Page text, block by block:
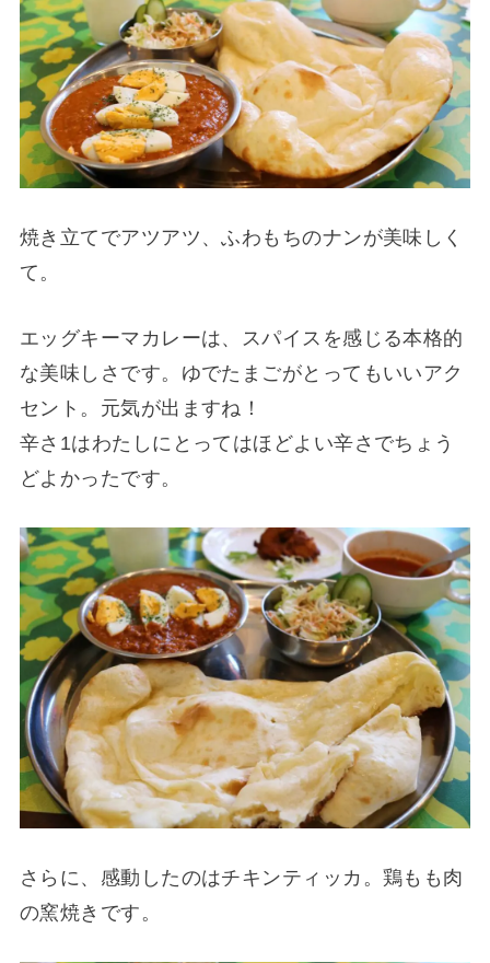
焼き立てでアツアツ、ふわもちのナンが美味しく
て。
エッグキーマカレーは、スパイスを感じる本格的
な美味しさです。ゆでたまごがとってもいいアク
セント。元気が出ますね！
辛さ1はわたしにとってはほどよい辛さでちょう
どよかったです。
さらに、感動したのはチキンティッカ。鶏もも肉
の窯焼きです。